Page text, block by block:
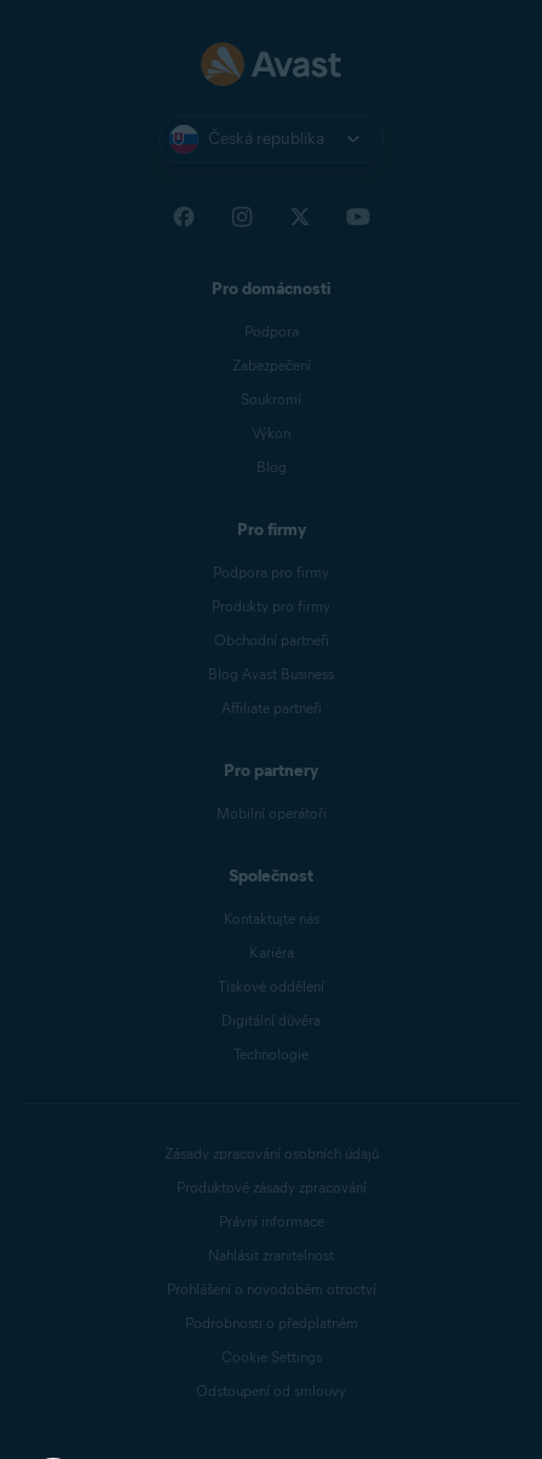
Česká republika
Pro domácnosti
Podpora
Zabezpečení
Soukromí
Výkon
Blog
Pro firmy
Podpora pro firmy
Produkty pro firmy
Obchodní partneři
Blog Avast Business
Affiliate partneři
Pro partnery
Mobilní operátoři
Společnost
Kontaktujte nás
Kariéra
Tiskové oddělení
Digitální důvěra
Technologie
Zásady zpracování osobních údajů
Produktové zásady zpracování
Právní informace
Nahlásit zranitelnost
Prohlášení o novodobém otroctví
Podrobnosti o předplatném
Cookie Settings
Odstoupení od smlouvy